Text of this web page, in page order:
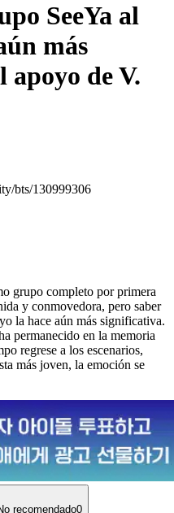
SeeYa al
más
apoyo de V.
bts/130999306
grupo completo por primera
y conmovedora, pero saber
la hace aún más significativa.
permanecido en la memoria
regrese a los escenarios,
más joven, la emoción se
recomendado0